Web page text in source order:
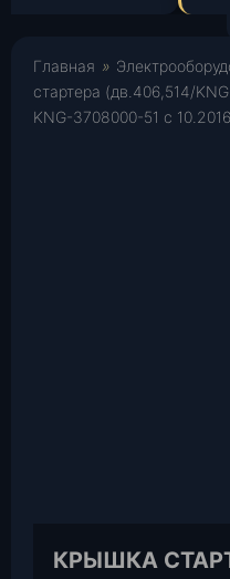
Главная »
стартера (дв.406,514/
KNG-3708000-51 с
КРЫШКА